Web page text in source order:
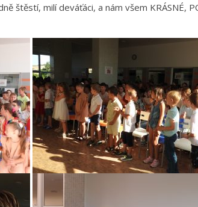
štěstí, milí deváťáci, a nám všem KRÁSNÉ,